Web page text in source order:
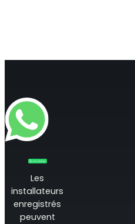
Les
installateurs
enregistrés
peuvent